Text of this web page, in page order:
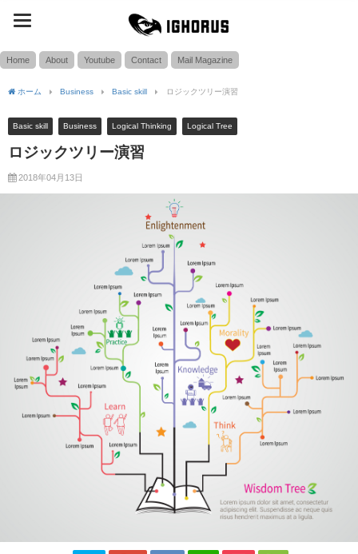
toggle
Home About Youtube Contact Mail Magazine
ホーム Business Basic skill ロジックツリー演習
Basic skill Business Logical Thinking Logical Tree
ロジックツリー演習
2018年04月13日